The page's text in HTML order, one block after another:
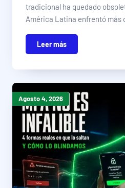
tradicional ha quedado
América Latina enfrentó más
Leer más
Agosto 4, 2026